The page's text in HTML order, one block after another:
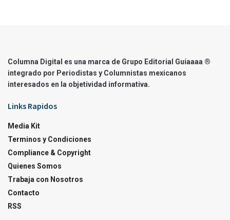
Columna Digital es una marca de Grupo Editorial Guíaaaa ®
integrado por Periodistas y Columnistas mexicanos
interesados en la objetividad informativa.
Links Rapidos
Media Kit
Terminos y Condiciones
Compliance & Copyright
Quienes Somos
Trabaja con Nosotros
Contacto
RSS